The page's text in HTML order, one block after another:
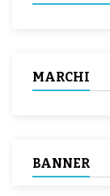
MARCHI
BANNER